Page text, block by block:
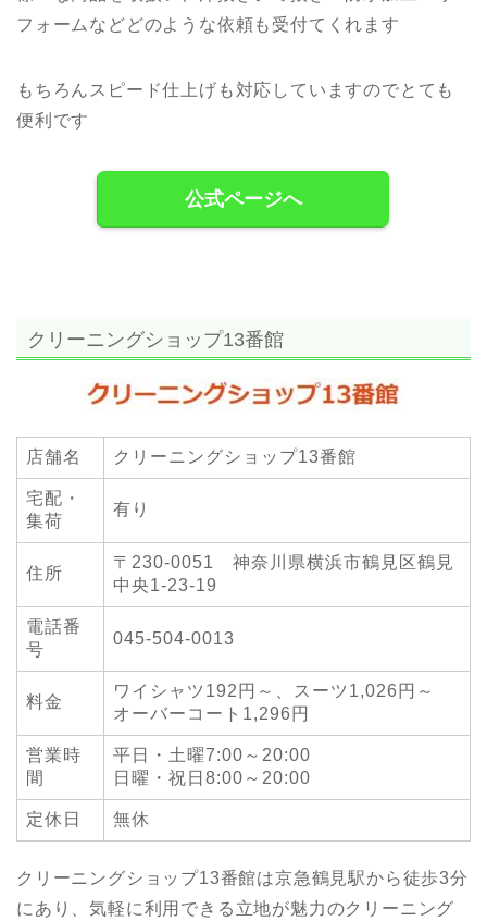
フォームなどどのような依頼も受付てくれます
もちろんスピード仕上げも対応していますのでとても
便利です
公式ページへ
クリーニングショップ13番館
店舗名 クリーニングショップ13番館
宅配・
集荷
有り
住所
〒230-0051 神奈川県横浜市鶴見区鶴見
中央1-23-19
電話番
号
045-504-0013
料金
ワイシャツ192円～、スーツ1,026円～
オーバーコート1,296円
営業時
間
平日・土曜7:00～20:00
日曜・祝日8:00～20:00
定休日 無休
クリーニングショップ13番館は京急鶴見駅から徒歩3分
にあり、気軽に利用できる立地が魅力のクリーニング